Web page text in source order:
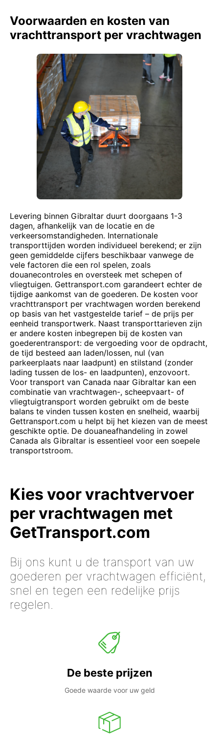
Voorwaarden en kosten van
vrachttransport per vrachtwagen
Levering binnen Gibraltar duurt doorgaans 1-3
dagen, afhankelijk van de locatie en de
verkeersomstandigheden. Internationale
transporttijden worden individueel berekend; er zijn
geen gemiddelde cijfers beschikbaar vanwege de
vele factoren die een rol spelen, zoals
douanecontroles en oversteek met schepen of
vliegtuigen. Gettransport.com garandeert echter de
tijdige aankomst van de goederen. De kosten voor
vrachttransport per vrachtwagen worden berekend
op basis van het vastgestelde tarief – de prijs per
eenheid transportwerk. Naast transporttarieven zijn
er andere kosten inbegrepen bij de kosten van
goederentransport: de vergoeding voor de opdracht,
de tijd besteed aan laden/lossen, nul (van
parkeerplaats naar laadpunt) en stilstand (zonder
lading tussen de los- en laadpunten), enzovoort.
Voor transport van Canada naar Gibraltar kan een
combinatie van vrachtwagen-, scheepvaart- of
vliegtuigtransport worden gebruikt om de beste
balans te vinden tussen kosten en snelheid, waarbij
Gettransport.com u helpt bij het kiezen van de meest
geschikte optie. De douaneafhandeling in zowel
Canada als Gibraltar is essentieel voor een soepele
transportstroom.
Kies voor vrachtvervoer
per vrachtwagen met
GetTransport.com
Bij ons kunt u de transport van uw
goederen per vrachtwagen efficiënt,
snel en tegen een redelijke prijs
regelen.
De beste prijzen
Goede waarde voor uw geld